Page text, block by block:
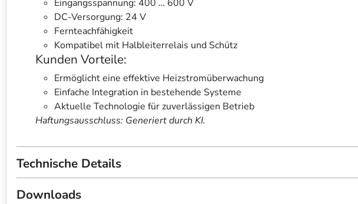
Eingangsspannung: 400 … 600 V
DC-Versorgung: 24 V
Fernteachfähigkeit
Kompatibel mit Halbleiterrelais und Schütz
Kunden Vorteile:
Ermöglicht eine effektive Heizstromüberwachung
Einfache Integration in bestehende Systeme
Aktuelle Technologie für zuverlässigen Betrieb
Haftungsausschluss: Generiert durch KI.
Technische Details
Downloads